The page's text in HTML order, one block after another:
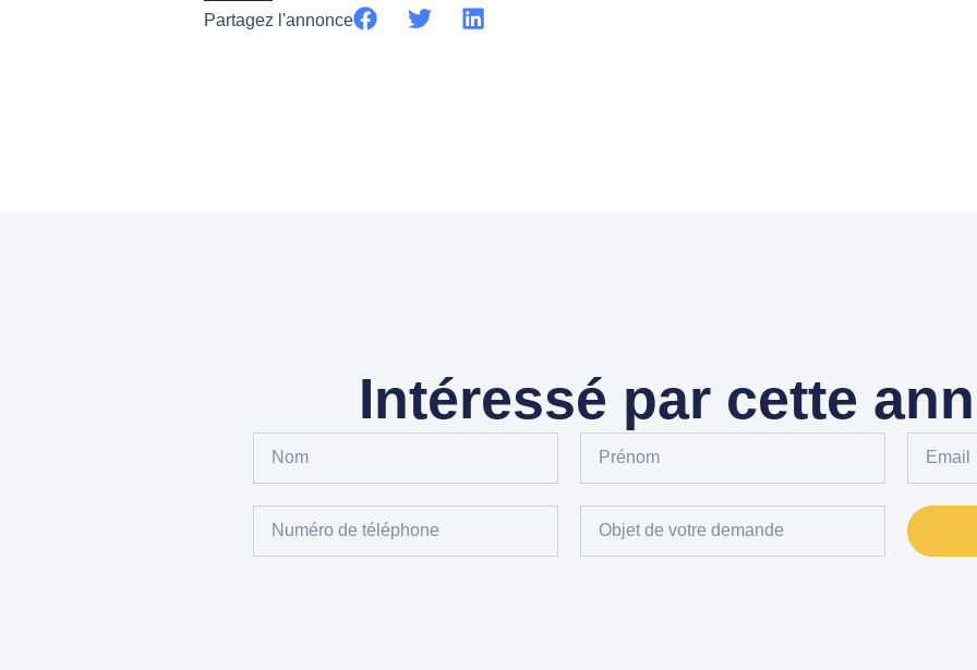
Partagez l'annonce
Intéressé par cette